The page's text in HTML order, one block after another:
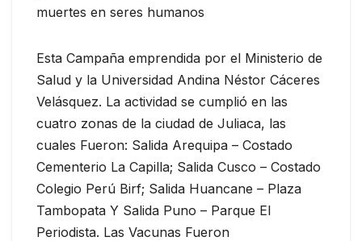
muertes en seres humanos
Esta Campaña emprendida por el Ministerio de
Salud y la Universidad Andina Néstor Cáceres
Velásquez. La actividad se cumplió en las
cuatro zonas de la ciudad de Juliaca, las
cuales Fueron: Salida Arequipa – Costado
Cementerio La Capilla; Salida Cusco – Costado
Colegio Perú Birf; Salida Huancane – Plaza
Tambopata Y Salida Puno – Parque El
Periodista. Las Vacunas Fueron